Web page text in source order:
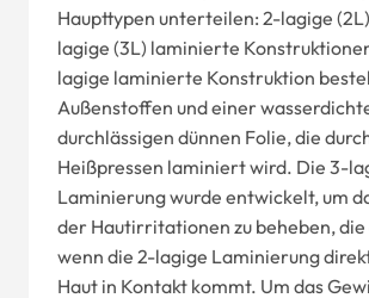
Haupttypen unterteilen: 2-lagige
lagige (3L) laminierte
lagige laminierte Konstruktion
Außenstoffen und einer
durchlässigen dünnen Folie, die
Heißpressen laminiert wird. Die 3-
Laminierung wurde entwickelt, um
der Hautirritationen zu beheben,
wenn die 2-lagige Laminierung
Haut in Kontakt kommt. Um das